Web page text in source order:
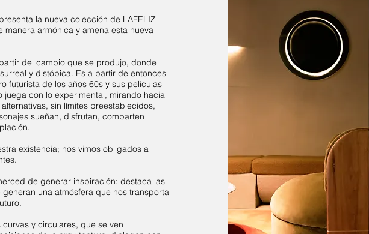
la nueva colección de LAFELIZ
armónica y amena esta nueva
del cambio que se produjo, donde
y distópica. Es a partir de entonces
futurista de los años 60s y sus películas
con lo experimental, mirando hacia
sin límites preestablecidos,
sueñan, disfrutan, comparten
existencia; nos vimos obligados a
de generar inspiración: destaca las
una atmósfera que nos transporta
y circulares, que se ven